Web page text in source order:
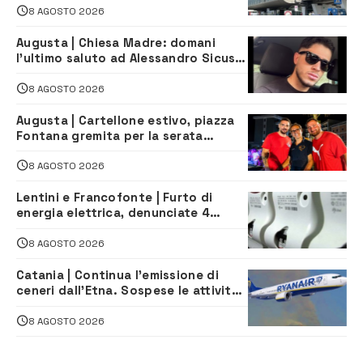
8 AGOSTO 2026
Augusta | Chiesa Madre: domani
l’ultimo saluto ad Alessandro Sicuso,
8 AGOSTO 2026
Augusta | Cartellone estivo, piazza
Fontana gremita per la serata
8 AGOSTO 2026
Lentini e Francofonte | Furto di
energia elettrica, denunciate 4
8 AGOSTO 2026
Catania | Continua l’emissione di
ceneri dall’Etna. Sospese le attività
8 AGOSTO 2026